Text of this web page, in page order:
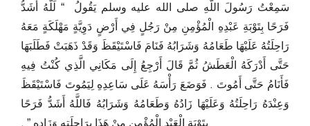
سَمِعْتُ رَسُولَ اللَّهِ صلى الله عليه وسلم يَقُولُ ‏ “‏ لَلَّهُ أَشَدُّ
فَرَحًا بِتَوْبَةِ عَبْدِهِ الْمُؤْمِنِ مِنْ رَجُلٍ فِي أَرْضٍ دَوِيَّةٍ مَهْلَكَةٍ مَعَهُ
رَاحِلَتُهُ عَلَيْهَا طَعَامُهُ وَشَرَابُهُ فَنَامَ فَاسْتَيْقَظَ وَقَدْ ذَهَبَتْ فَطَلَبَهَا
حَتَّى أَدْرَكَهُ الْعَطَشُ ثُمَّ قَالَ أَرْجِعُ إِلَى مَكَانِي الَّذِي كُنْتُ فِيهِ
فَأَنَامُ حَتَّى أَمُوتَ ‏.‏ فَوَضَعَ رَأْسَهُ عَلَى سَاعِدِهِ لِيَمُوتَ فَاسْتَيْقَظَ
وَعِنْدَهُ رَاحِلَتُهُ وَعَلَيْهَا زَادُهُ وَطَعَامُهُ وَشَرَابُهُ فَاللَّهُ أَشَدُّ فَرَحًا
بِتَوْبَةِ الْعَبْدِ الْمُؤْمِنِ مِنْ هَذَا بِرَاحِلَتِهِ وَزَادِهِ ‏”‏ ‏.‏